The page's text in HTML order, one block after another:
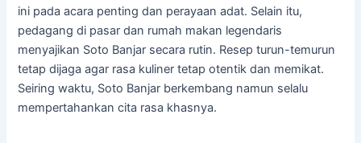
ini pada acara penting dan perayaan adat. Selain itu,
pedagang di pasar dan rumah makan legendaris
menyajikan Soto Banjar secara rutin. Resep turun-temurun
tetap dijaga agar rasa kuliner tetap otentik dan memikat.
Seiring waktu, Soto Banjar berkembang namun selalu
mempertahankan cita rasa khasnya.